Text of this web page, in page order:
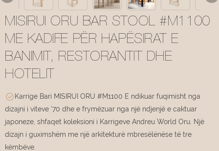
MISIRUI ORU BAR STOOL #M1100
ME KADIFE PËR HAPËSIRAT E
BANIMIT, RESTORANTIT DHE
HOTELIT
Karrige Bari MISIRUI ORU #M1100 E ndikuar fuqimisht nga
dizajni i viteve '70 dhe e frymëzuar nga një ndjenjë e caktuar
japoneze, shfaqet koleksioni i Karrigeve Andreu World Oru. Një
dizajn i guximshëm me një arkitekturë mbresëlënëse të tre
këmbëve.